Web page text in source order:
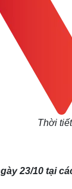
Thời
23/10 tại